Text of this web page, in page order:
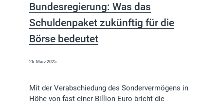
Bundesregierung: Was das
Schuldenpaket zukünftig für die
Börse bedeutet
26. März 2025
Mit der Verabschiedung des Sondervermögens in
Höhe von fast einer Billion Euro bricht die